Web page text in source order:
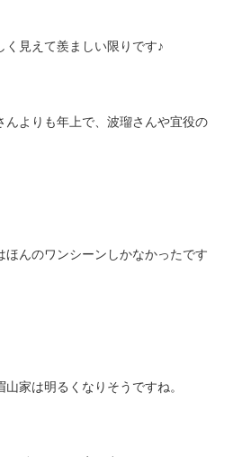
見えて羨ましい限りです♪
んよりも年上で、波瑠さんや宜役の
ほんのワンシーンしかなかったです
家は明るくなりそうですね。